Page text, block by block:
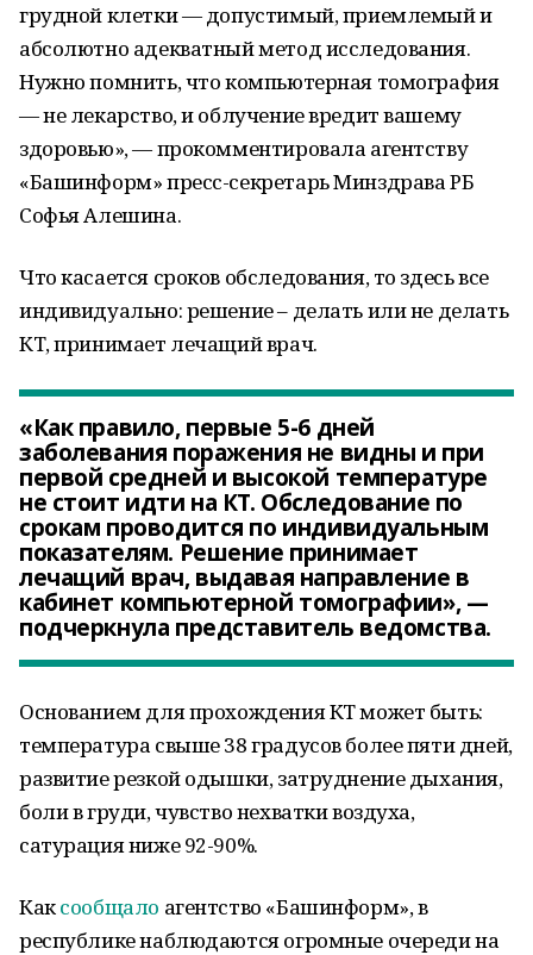
грудной клетки — допустимый, приемлемый и
абсолютно адекватный метод исследования.
Нужно помнить, что компьютерная томография
— не лекарство, и облучение вредит вашему
здоровью», — прокомментировала агентству
«Башинформ» пресс-секретарь Минздрава РБ
Софья Алешина.
Что касается сроков обследования, то здесь все
индивидуально: решение – делать или не делать
КТ, принимает лечащий врач.
«Как правило, первые 5-6 дней
заболевания поражения не видны и при
первой средней и высокой температуре
не стоит идти на КТ. Обследование по
срокам проводится по индивидуальным
показателям. Решение принимает
лечащий врач, выдавая направление в
кабинет компьютерной томографии», —
подчеркнула представитель ведомства.
Основанием для прохождения КТ может быть:
температура свыше 38 градусов более пяти дней,
развитие резкой одышки, затруднение дыхания,
боли в груди, чувство нехватки воздуха,
сатурация ниже 92-90%.
Каксообщало агентство «Башинформ», в
республике наблюдаются огромные очереди на